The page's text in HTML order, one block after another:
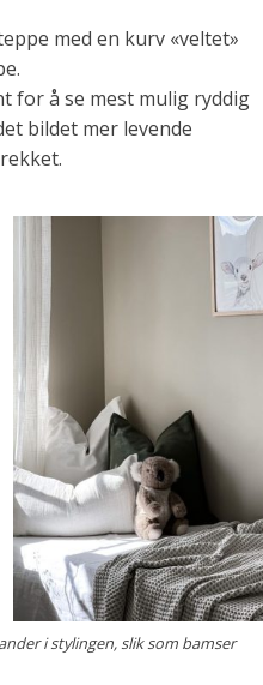
med en kurv «veltet»
for å se mest mulig ryddig
bildet mer levende
i stylingen, slik som bamser